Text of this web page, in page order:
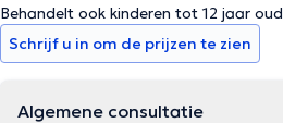
Behandelt ook kinderen tot 12 jaar oud
Schrijf u in om de prijzen te zien
Algemene consultatie